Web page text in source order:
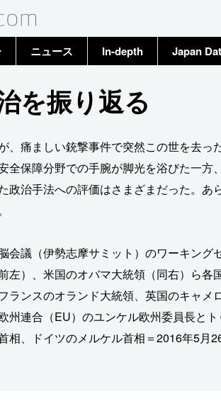
ス
京2020
ニュース
アーカイブ
In-depth Japan
を振り返る
、痛ましい銃撃事件で突然この世を去っ
全保障分野での手腕が脚光を浴びた一方
政治手法への評価はさまざまだった。あ
会議（伊勢志摩サミット）のワーキング
左）、米国のオバマ大統領（同右）ら各
ランスのオランド大統領、英国のキャメ
州連合（EU）のユンケル欧州委員長と
相、ドイツのメルケル首相＝2016年5月